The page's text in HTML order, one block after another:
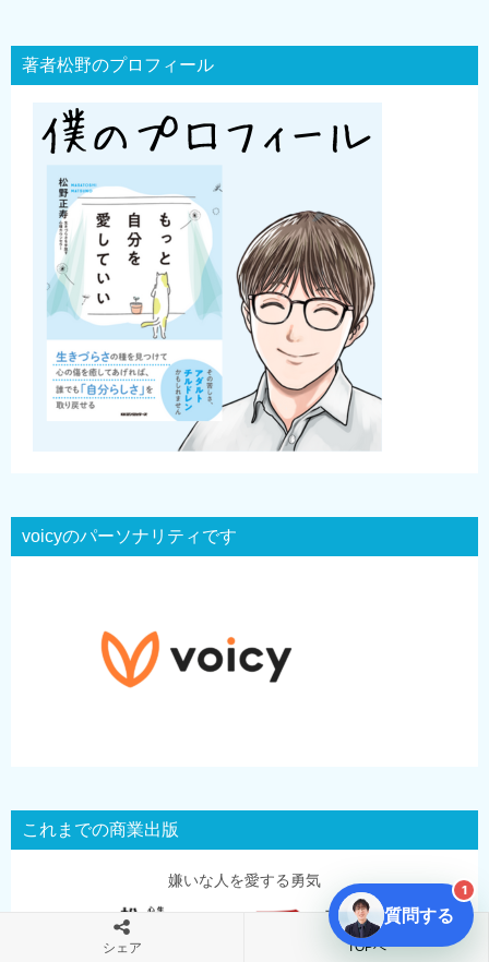
著者松野のプロフィール
voicyのパーソナリティです
これまでの商業出版
嫌いな人を愛する勇気
シェア TOPへ
質問する
1